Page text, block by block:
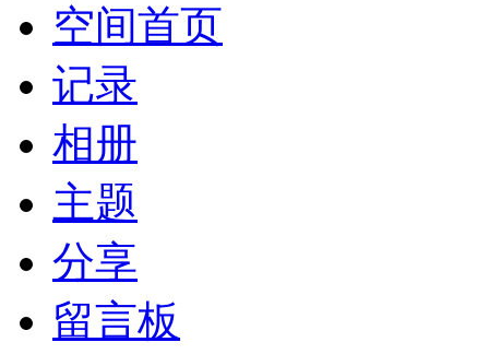
空间首页
记录
相册
主题
分享
留言板